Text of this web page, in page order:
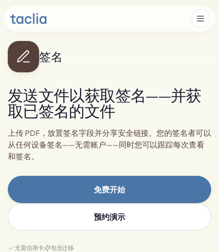
签名
发送文件以获取签名——并获
取已签名的文件
上传 PDF，放置签名字段并分享安全链接。您的签名者可以
从任何设备签名——无需账户——同时您可以跟踪每次查看
和签名。
免费开始
预约演示
无需信用卡 包含迁移